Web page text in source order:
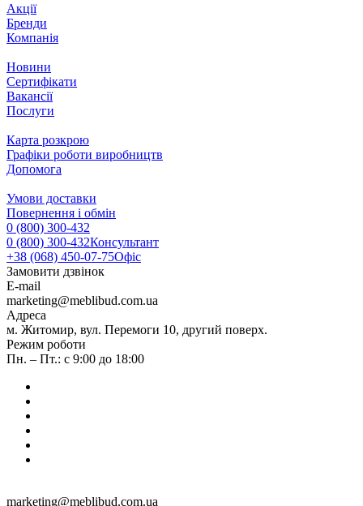
Акції
Бренди
Компанія
Новини
Сертифікати
Вакансії
Послуги
Карта розкрою
Графіки роботи виробництв
Допомога
Умови доставки
Повернення і обмін
0 (800) 300-432
0 (800) 300-432Консультант
+38 (068) 450-07-75Офіс
Замовити дзвінок
E-mail
marketing@meblibud.com.ua
Адреса
м. Житомир, вул. Перемоги 10, другий поверх.
Режим роботи
Пн. – Пт.: с 9:00 до 18:00
marketing@meblibud.com.ua